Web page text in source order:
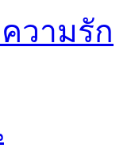
วามรัก